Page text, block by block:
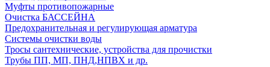
Муфты противопожарные
Очистка БАССЕЙНА
Предохранительная и регулирующая арматура
Системы очистки воды
Тросы сантехнические, устройства для прочистки
Трубы ПП, МП, ПНД,НПВХ и др.